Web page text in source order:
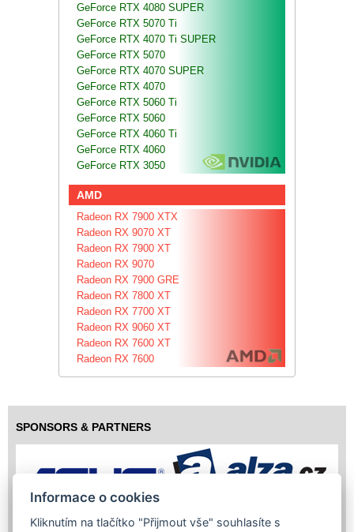
GeForce RTX 4080 SUPER
GeForce RTX 5070 Ti
GeForce RTX 4070 Ti SUPER
GeForce RTX 5070
GeForce RTX 4070 SUPER
GeForce RTX 4070
GeForce RTX 5060 Ti
GeForce RTX 5060
GeForce RTX 4060 Ti
GeForce RTX 4060
GeForce RTX 3050
AMD
Radeon RX 7900 XTX
Radeon RX 9070 XT
Radeon RX 7900 XT
Radeon RX 9070
Radeon RX 7900 GRE
Radeon RX 7800 XT
Radeon RX 7700 XT
Radeon RX 9060 XT
Radeon RX 7600 XT
Radeon RX 7600
SPONSORS & PARTNERS
Informace o cookies
Kliknutím na tlačítko "Přijmout vše" souhlasíte s